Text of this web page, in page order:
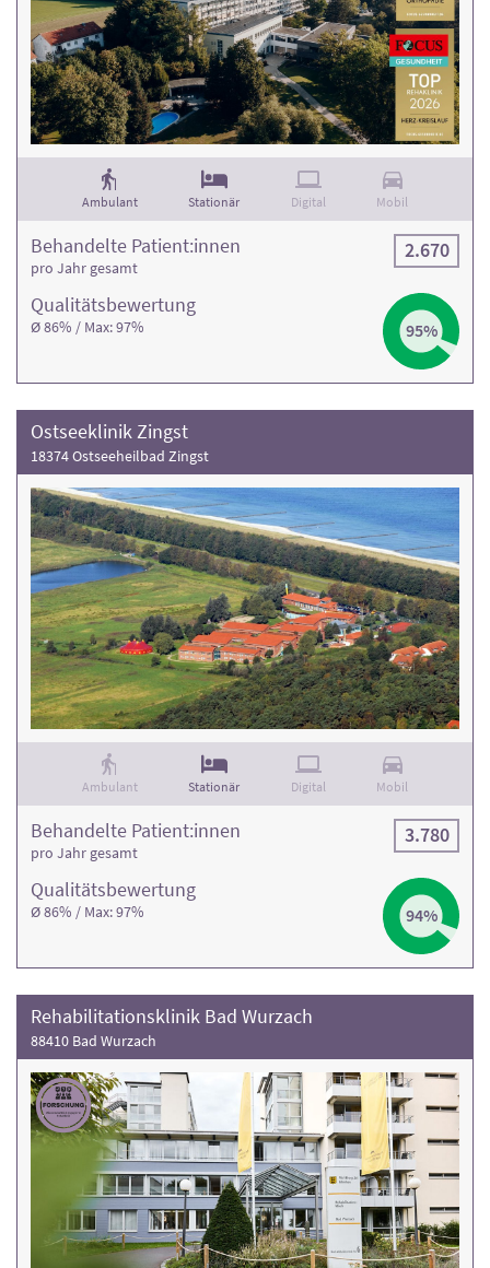
Ambulant Stationär Digital Mobil
Qualitäts­bewertung
Ø 86% / Max: 97% 95%
Behandelte Patient:innen
pro Jahr gesamt
2.670
Ostseeklinik Zingst
18374 Ostseeheilbad Zingst
Ambulant Stationär Digital Mobil
Qualitäts­bewertung
Ø 86% / Max: 97% 94%
Behandelte Patient:innen
pro Jahr gesamt
3.780
Rehabilitationsklinik Bad Wurzach
88410 Bad Wurzach